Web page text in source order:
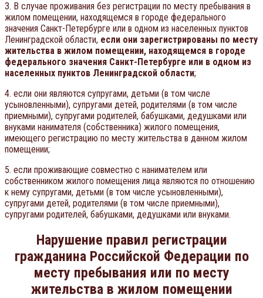
3. В случае проживания без регистрации по месту пребывания в
жилом помещении, находящемся в городе федерального
значения Санкт-Петербурге или в одном из населенных пунктов
Ленинградской области, если они зарегистрированы по месту
жительства в жилом помещении, находящемся в городе
федерального значения Санкт-Петербурге или в одном из
населенных пунктов Ленинградской области;
4. если они являются супругами, детьми (в том числе
усыновленными), супругами детей, родителями (в том числе
приемными), супругами родителей, бабушками, дедушками или
внуками нанимателя (собственника) жилого помещения,
имеющего регистрацию по месту жительства в данном жилом
помещении;
5. если проживающие совместно с нанимателем или
собственником жилого помещения лица являются по отношению
к нему супругами, детьми (в том числе усыновленными),
супругами детей, родителями (в том числе приемными),
супругами родителей, бабушками, дедушками или внуками.
Нарушение правил регистрации
гражданина Российской Федерации по
месту пребывания или по месту
жительства в жилом помещении